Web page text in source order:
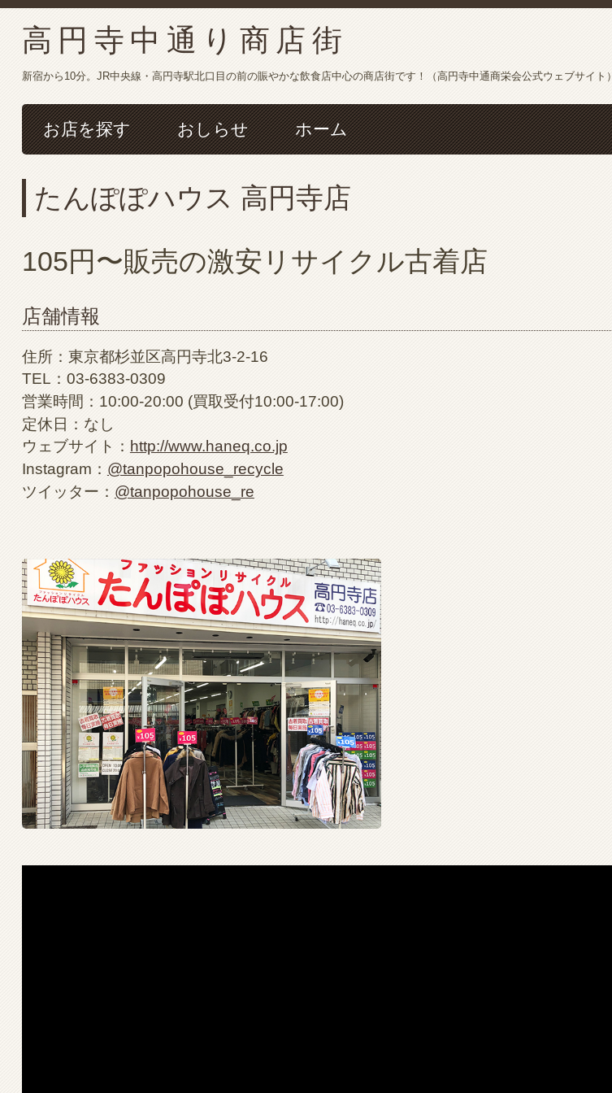
高円寺中通り商店街
新宿から10分。JR中央線・高円寺駅北口目の前の賑やかな飲食店中心の商店街です！（高円寺中通商栄会公式ウェブサイト）
お店を探す おしらせ ホーム
たんぽぽハウス 高円寺店
105円〜販売の激安リサイクル古着店
店舗情報
住所：東京都杉並区高円寺北3-2-16
TEL：03-6383-0309
営業時間：10:00-20:00 (買取受付10:00-17:00)
定休日：なし
ウェブサイト： http://www.haneq.co.jp
Instagram： @tanpopohouse_recycle
ツイッター： @tanpopohouse_re